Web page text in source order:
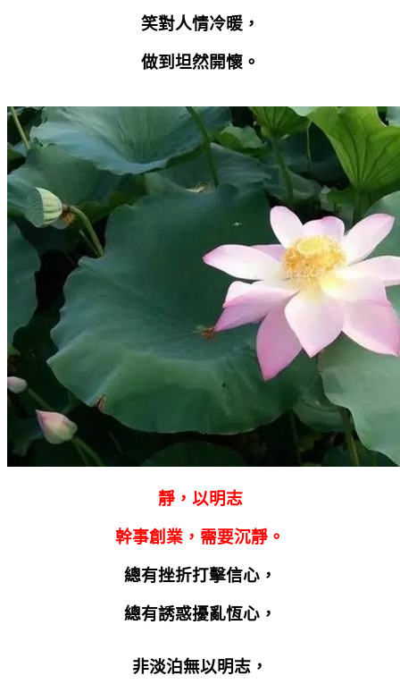
笑對人情冷暖，
做到坦然開懷。
靜，以明志
幹事創業，需要沉靜。
總有挫折打擊信心，
總有誘惑擾亂恆心，
非淡泊無以明志，